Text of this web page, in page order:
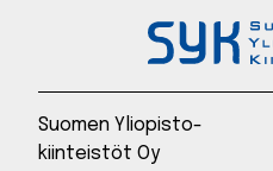
Suomen Yliopisto-
kiinteistöt Oy